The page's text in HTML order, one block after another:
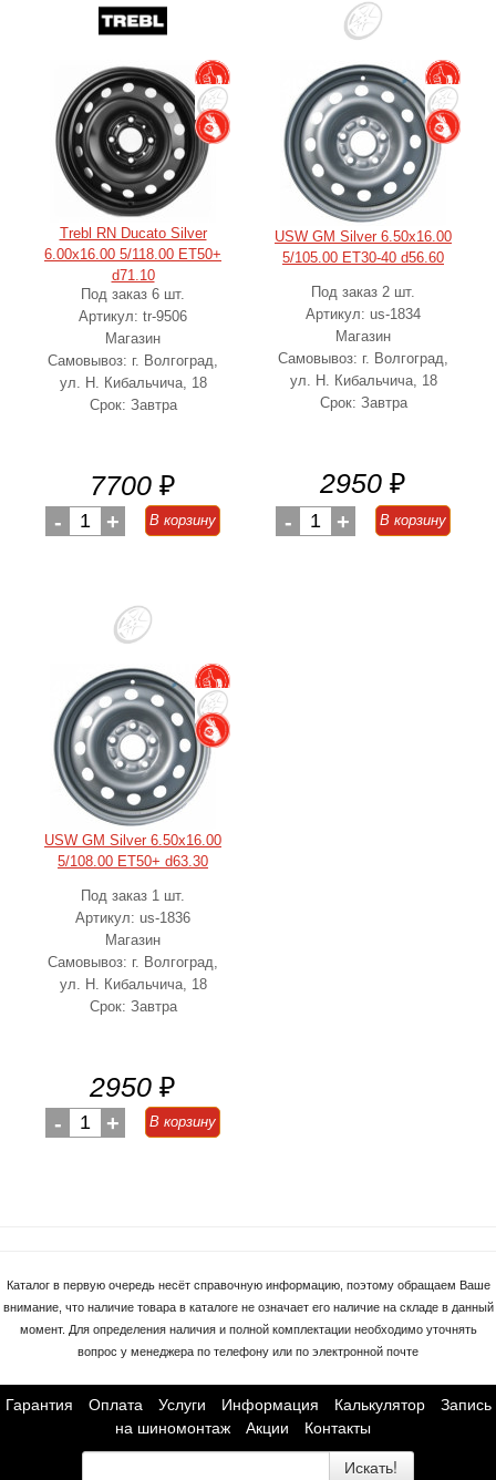
Trebl RN Ducato Silver
6.00x16.00 5/118.00 ET50+
d71.10
Под заказ 6 шт.
Артикул: tr-9506
Магазин
Самовывоз: г. Волгоград,
ул. Н. Кибальчича, 18
Срок: Завтра
7700 ₽
- 1 + В корзину
USW GM Silver 6.50x16.00
5/105.00 ET30-40 d56.60
Под заказ 2 шт.
Артикул: us-1834
Магазин
Самовывоз: г. Волгоград,
ул. Н. Кибальчича, 18
Срок: Завтра
2950 ₽
- 1 + В корзину
USW GM Silver 6.50x16.00
5/108.00 ET50+ d63.30
Под заказ 1 шт.
Артикул: us-1836
Магазин
Самовывоз: г. Волгоград,
ул. Н. Кибальчича, 18
Срок: Завтра
2950 ₽
- 1 + В корзину
Каталог в первую очередь несёт справочную информацию, поэтому обращаем Ваше
внимание, что наличие товара в каталоге не означает его наличие на складе в данный
момент. Для определения наличия и полной комплектации необходимо уточнять
вопрос у менеджера по телефону или по электронной почте
Гарантия Оплата Услуги Информация Калькулятор
Запись
на шиномонтаж
Акции Контакты
Искать!